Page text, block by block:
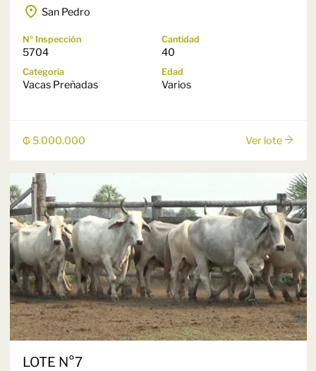
San Pedro
Nº Inspección
5704
Cantidad
40
Categoría
Vacas Preñadas
Edad
Varios
₲ 5.000.000 Ver lote
LOTE N°7